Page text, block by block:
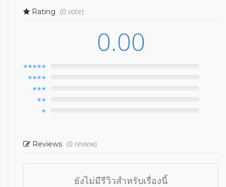
Rating (0 vote)
0.00
Reviews (0 review)
ยังไม่มีรีวิวสำหรับเรื่องนี้